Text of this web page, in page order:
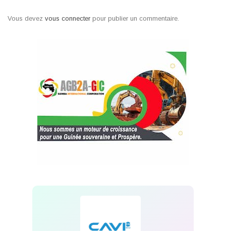
Vous devez vous connecter pour publier un commentaire.